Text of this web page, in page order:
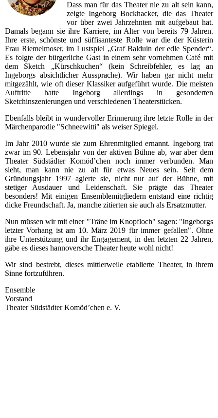
Dass man für das Theater nie zu alt sein kann,
zeigte Ingeborg Bockhacker, die das Theater
vor über zwei Jahrzehnten mit aufgebaut hat.
Damals begann sie ihre Karriere, im Alter von bereits 79 Jahren.
Ihre erste, schönste und süffisanteste Rolle war die der Küsterin
Frau Riemelmoser, im Lustspiel „Graf Balduin der edle Spender“.
Es folgte der bürgerliche Gast in einem sehr vornehmen Café mit
dem Sketch „Kürschkuchen“ (kein Schreibfehler, es lag an
Ingeborgs absichtlicher Aussprache). Wir haben gar nicht mehr
mitgezählt, wie oft dieser Klassiker aufgeführt wurde. Die meisten
Auftritte hatte Ingeborg allerdings in gesonderten
Sketchinszenierungen und verschiedenen Theaterstücken.
Ebenfalls bleibt in wundervoller Erinnerung ihre letzte Rolle in der
Märchenparodie "Schneewitti" als weiser Spiegel.
Im Jahr 2010 wurde sie zum Ehrenmitglied ernannt. Ingeborg trat
zwar im 90. Lebensjahr von der aktiven Bühne ab, war aber dem
Theater Südstädter Komöd’chen noch immer verbunden. Man
sieht, man kann nie zu alt für etwas Neues sein. Seit dem
Gründungsjahr 1997 agierte sie, nicht nur auf der Bühne, mit
stetiger Ausdauer und Leidenschaft. Sie prägte das Theater
besonders! Mit einigen Ensemblemitgliedern entstand eine richtig
dicke Freundschaft. Ja, manche zitierten sie auch als Ersatzmutter.
Nun müssen wir mit einer "Träne im Knopfloch" sagen: "Ingeborgs
letzter Vorhang ist am 10. März 2019 für immer gefallen". Ohne
ihre Unterstützung und ihr Engagement, in den letzten 22 Jahren,
gäbe es dieses hannoversche Theater heute wohl nicht!
Wir sind bestrebt, dieses mittlerweile etablierte Theater, in ihrem
Sinne fortzuführen.
Ensemble
Vorstand
Theater Südstädter Komöd’chen e. V.